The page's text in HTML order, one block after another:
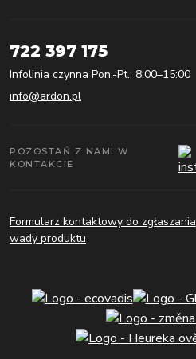
722 397 175
Infolinia czynna Pon.-Pt.: 8:00–15:00
info@ardon.pl
POZOSTAŃ Z NAMI W
KONTAKCIE
Formularz kontaktowy do zgłaszania
wady produktu